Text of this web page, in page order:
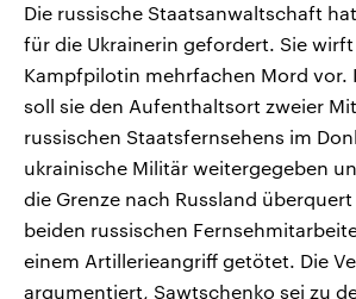
Die russische Staatsanwaltschaft
für die Ukrainerin gefordert. Sie
Kampfpilotin mehrfachen Mord vor.
soll sie den Aufenthaltsort zweier
russischen Staatsfernsehens im
ukrainische Militär weitergegeben
die Grenze nach Russland
beiden russischen
einem Artillerieangriff getötet. Die
argumentiert, Sawtschenko sei zu